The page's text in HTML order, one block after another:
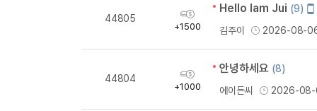
44805
획
득
+1500
Hello Iam Jui (9) 모
일
김주이 2026-08-
44804
획
득
+1000
안녕하세요 (8)
에이든씨
2026-